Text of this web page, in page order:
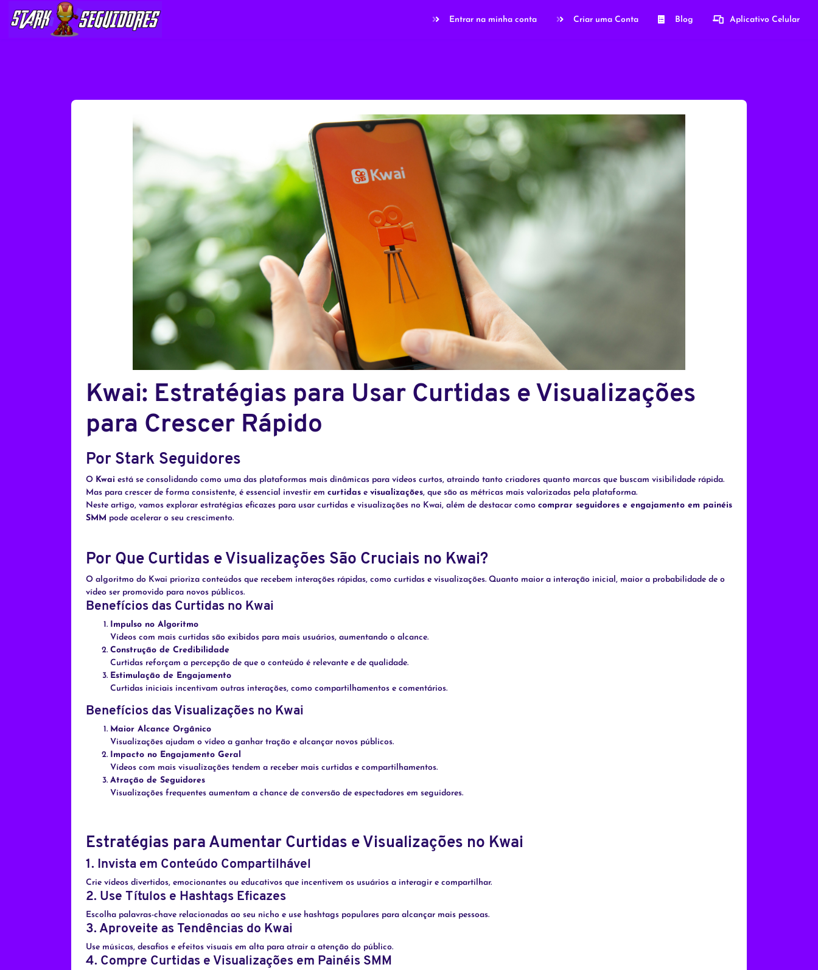
Entrar na minha conta Criar uma Conta Blog Aplicativo Celular
Kwai: Estratégias para Usar Curtidas e Visualizações
para Crescer Rápido
Por Stark Seguidores
O Kwai está se consolidando como uma das plataformas mais dinâmicas para vídeos curtos, atraindo tanto criadores quanto marcas que buscam visibilidade rápida.
Mas para crescer de forma consistente, é essencial investir em curtidas e visualizações, que são as métricas mais valorizadas pela plataforma.
Neste artigo, vamos explorar estratégias eficazes para usar curtidas e visualizações no Kwai, além de destacar como comprar seguidores e engajamento em painéis
SMM pode acelerar o seu crescimento.
Por Que Curtidas e Visualizações São Cruciais no Kwai?
O algoritmo do Kwai prioriza conteúdos que recebem interações rápidas, como curtidas e visualizações. Quanto maior a interação inicial, maior a probabilidade de o
vídeo ser promovido para novos públicos.
Benefícios das Curtidas no Kwai
Impulso no Algoritmo
Vídeos com mais curtidas são exibidos para mais usuários, aumentando o alcance.
Construção de Credibilidade
Curtidas reforçam a percepção de que o conteúdo é relevante e de qualidade.
Estimulação de Engajamento
Curtidas iniciais incentivam outras interações, como compartilhamentos e comentários.
Benefícios das Visualizações no Kwai
Maior Alcance Orgânico
Visualizações ajudam o vídeo a ganhar tração e alcançar novos públicos.
Impacto no Engajamento Geral
Vídeos com mais visualizações tendem a receber mais curtidas e compartilhamentos.
Atração de Seguidores
Visualizações frequentes aumentam a chance de conversão de espectadores em seguidores.
Estratégias para Aumentar Curtidas e Visualizações no Kwai
1. Invista em Conteúdo Compartilhável
Crie vídeos divertidos, emocionantes ou educativos que incentivem os usuários a interagir e compartilhar.
2. Use Títulos e Hashtags Eficazes
Escolha palavras-chave relacionadas ao seu nicho e use hashtags populares para alcançar mais pessoas.
3. Aproveite as Tendências do Kwai
Use músicas, desafios e efeitos visuais em alta para atrair a atenção do público.
4. Compre Curtidas e Visualizações em Painéis SMM